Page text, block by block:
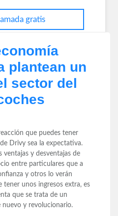
gratis
plantean un
sector del
que puedes tener
Drivy sea la expectativa.
ventajas y desventajas de
entre particulares que a
y otros lo verán
unos ingresos extra, es
que se trata de un
y revolucionario.